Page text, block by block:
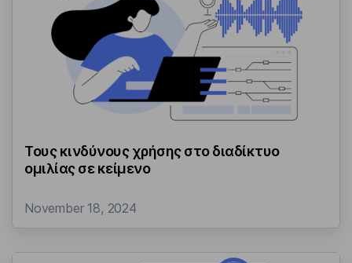
Τους κινδύνους χρήσης στο διαδίκτυο
ομιλίας σε κείμενο
November 18, 2024